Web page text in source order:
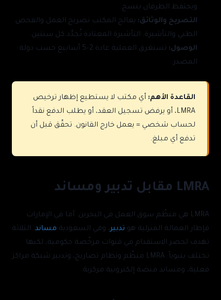
ويحتفظ الطرفان بنسخ.
التصريح والوثائق: يعالج المكتب تصريح العمل والفحص
الطبي والتأشيرة. التأشيرة المعتادة تُجدَّد كل سنتين.
الوصول:
تستغرق العملية عادة 2–5 أسابيع حسب دولة
المصدر.
القاعدة الأهم: أي مكتب لا يستطيع إظهار ترخيص
LMRA، أو يرفض تسجيل العقد، أو يطلب الدفع نقداً
لحساب شخصي = يعمل خارج القانون. تحقّق قبل أن
تدفع أي مبلغ.
LMRA مقابل تدبير ومساند
LMRA هي منظّم سوق العمل في البحرين. أما في الإمارات
فإطار العمالة المنزلية هو تدبير، وفي السعودية مساند. الثلاثة
تهدف لحصر الاستقدام في قنوات مرخّصة حكومية، لكنها
تختلف بنيوياً: LMRA منظّم ونظام تصاريح، وتدبير شبكة مراكز
فعلية، ومساند منصة إلكترونية مركزية.